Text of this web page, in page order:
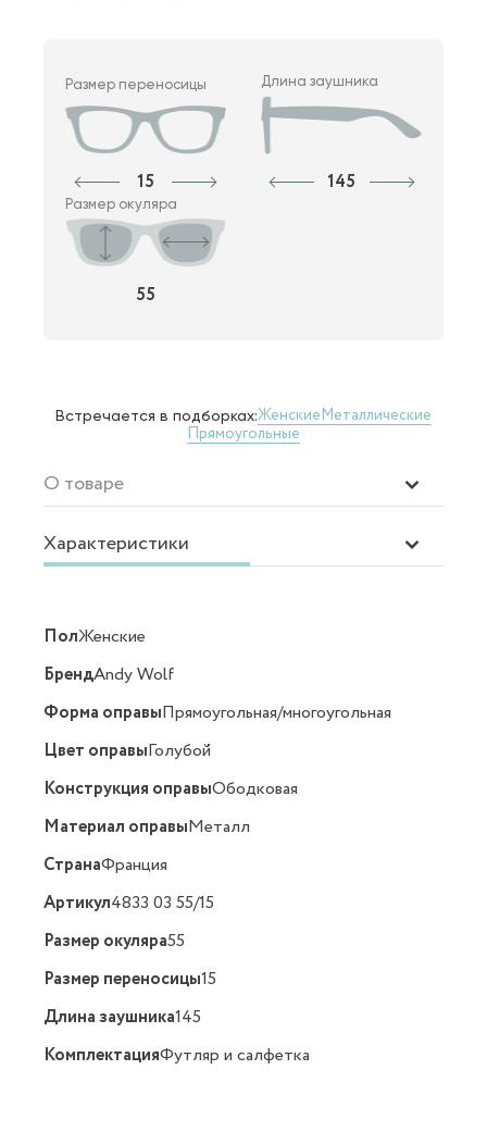
Размер переносицы
15
Длина заушника
145
Размер окуляра
55
Встречается в подборках:ЖенскиеМеталлические
Прямоугольные
О товаре
Характеристики
ПолЖенские
БрендAndy Wolf
Форма оправыПрямоугольная/многоугольная
Цвет оправыГолубой
Конструкция оправыОбодковая
Материал оправыМеталл
СтранаФранция
Артикул4833 03 55/15
Размер окуляра55
Размер переносицы15
Длина заушника145
КомплектацияФутляр и салфетка